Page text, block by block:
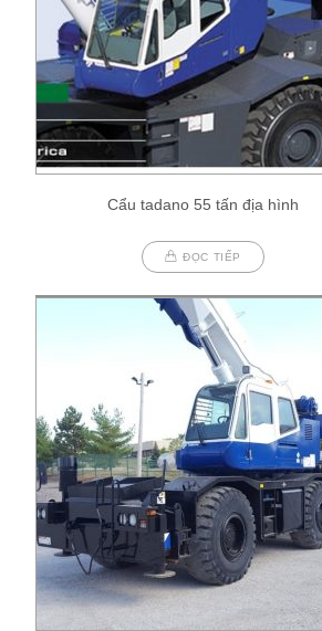
Cẩu tadano 55 tấn địa hình
ĐỌC TIẾP